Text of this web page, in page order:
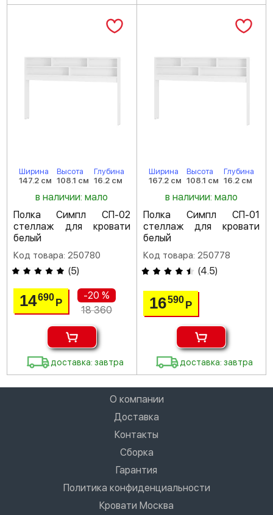
Ширина
147.2 см
Высота
108.1 см
Глубина
16.2 см
в наличии: мало
Полка Симпл СП-02
стеллаж для кровати
белый
Код товара: 250780
(5)
14690Р
-20 %
18 360
доставка: завтра
Ширина
167.2 см
Высота
108.1 см
Глубина
16.2 см
в наличии: мало
Полка Симпл СП-01
стеллаж для кровати
белый
Код товара: 250778
(4.5)
16590 Р
доставка: завтра
О компании
Доставка
Контакты
Сборка
Гарантия
Политика конфиденциальности
Кровати Москва